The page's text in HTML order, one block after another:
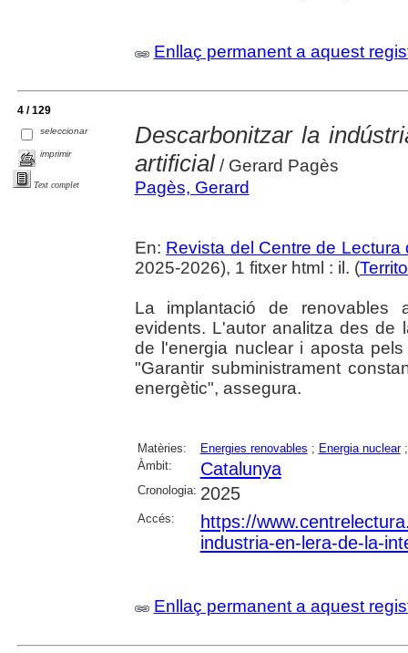
Enllaç permanent a aquest
4 / 129
seleccionar
imprimir
Text complet
Descarbonitzar la
artificial/ Gerard Pagès
Pagès, Gerard
En: Revista del Centre de Lectura
2025-2026), 1 fitxer html : il. (
La implantació de renovables
evidents. L'autor analitza des de
de l'energia nuclear i aposta
"Garantir subministrament
energètic", assegura.
Matèries: Energies renovables ; Energia nuclear
Àmbit:
Catalunya
Cronologia: 2025
Accés:
https://
industria-en-lera-de-la-
Enllaç permanent a aquest